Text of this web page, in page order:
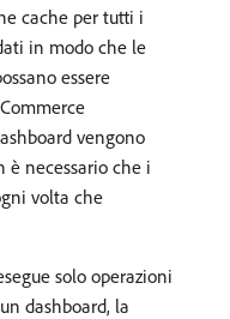
cache per tutti i
in modo che le
essere
vengono
necessario che i
volta che
solo operazioni
dashboard, la